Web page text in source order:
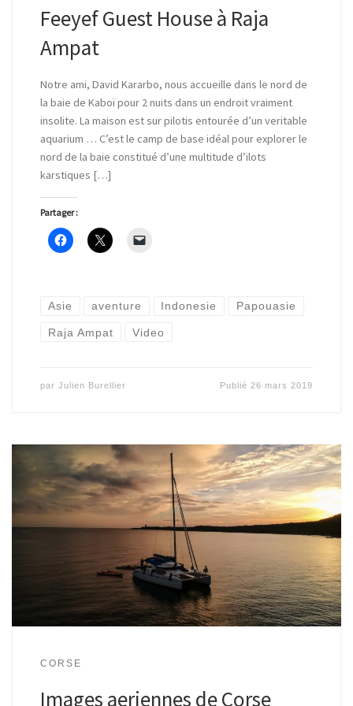
Feeyef Guest House à Raja
Ampat
Notre ami, David Kararbo, nous accueille dans le nord de
la baie de Kaboï pour 2 nuits dans un endroit vraiment
insolite. La maison est sur pilotis entourée d’un veritable
aquarium … C’est le camp de base idéal pour explorer le
nord de la baie constitué d’une multitude d’ilots
karstiques […]
Partager :
Asie aventure Indonesie Papouasie
Raja Ampat Video
par Julien Burellier Publié 26 mars 2019
CORSE
Images aeriennes de Corse